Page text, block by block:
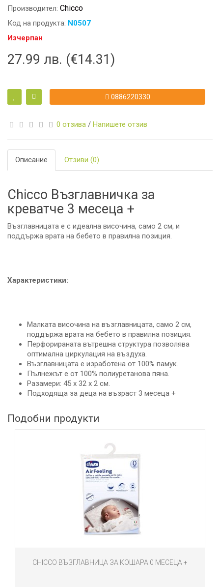
Производител: Chicco
Код на продукта: N0507
Изчерпан
27.99 лв. (€14.31)
0886220330
0 отзива / Напишете отзив
Описание Отзиви (0)
Chicco Възглавничка за
креватче 3 месеца +
Възглавницата е с идеална височина, само 2 см, и
поддържа врата на бебето в правилна позиция.
Характеристики:
Малката височина на възглавницата, само 2 см,
поддържа врата на бебето в правилна позиция.
Перфорираната вътрешна структура позволява
оптимална циркулация на въздуха.
Възглавницата е изработена от 100% памук.
Пълнежът е от 100% полиуретанова пяна.
Разамери: 45 x 32 x 2 см.
Подходяща за деца на възраст 3 месеца +
Подобни продукти
CHICCO ВЪЗГЛАВНИЦА ЗА КОШАРА 0 МЕСЕЦА +